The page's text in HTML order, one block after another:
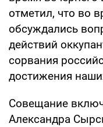
отметил, что во
обсуждались
действий
сорвания
достижения
Совещание
Александра